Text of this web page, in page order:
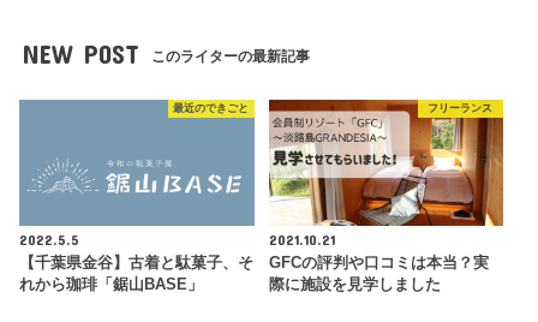
NEW POST このライターの最新記事
最近のできごと
2022.5.5
【千葉県金谷】古着と駄菓子、そ
れから珈琲「鋸山BASE」
フリーランス
2021.10.21
GFCの評判や口コミは本当？実
際に施設を見学しました